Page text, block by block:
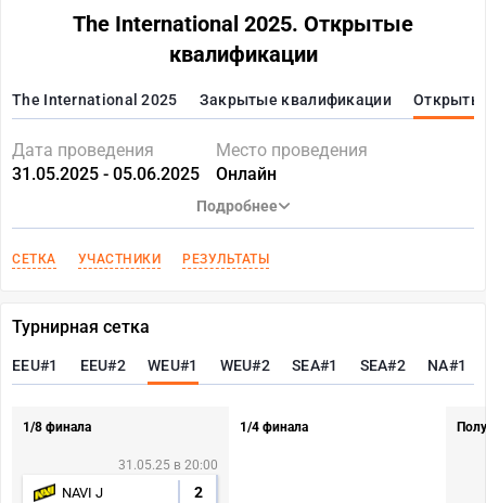
The International 2025. Открытые
квалификации
The International 2025 Закрытые квалификации
Дата проведения
31.05.2025 - 05.06.2025
Место проведения
Онлайн
Подробнее
СЕТКА УЧАСТНИКИ РЕЗУЛЬТАТЫ
Турнирная сетка
EEU#1 EEU#2 WEU#1 WEU#2 SEA#1 SEA#2 NA#1
1/8 финала
31.05.25 в 20:00
NAVI J 2
1/4 финала